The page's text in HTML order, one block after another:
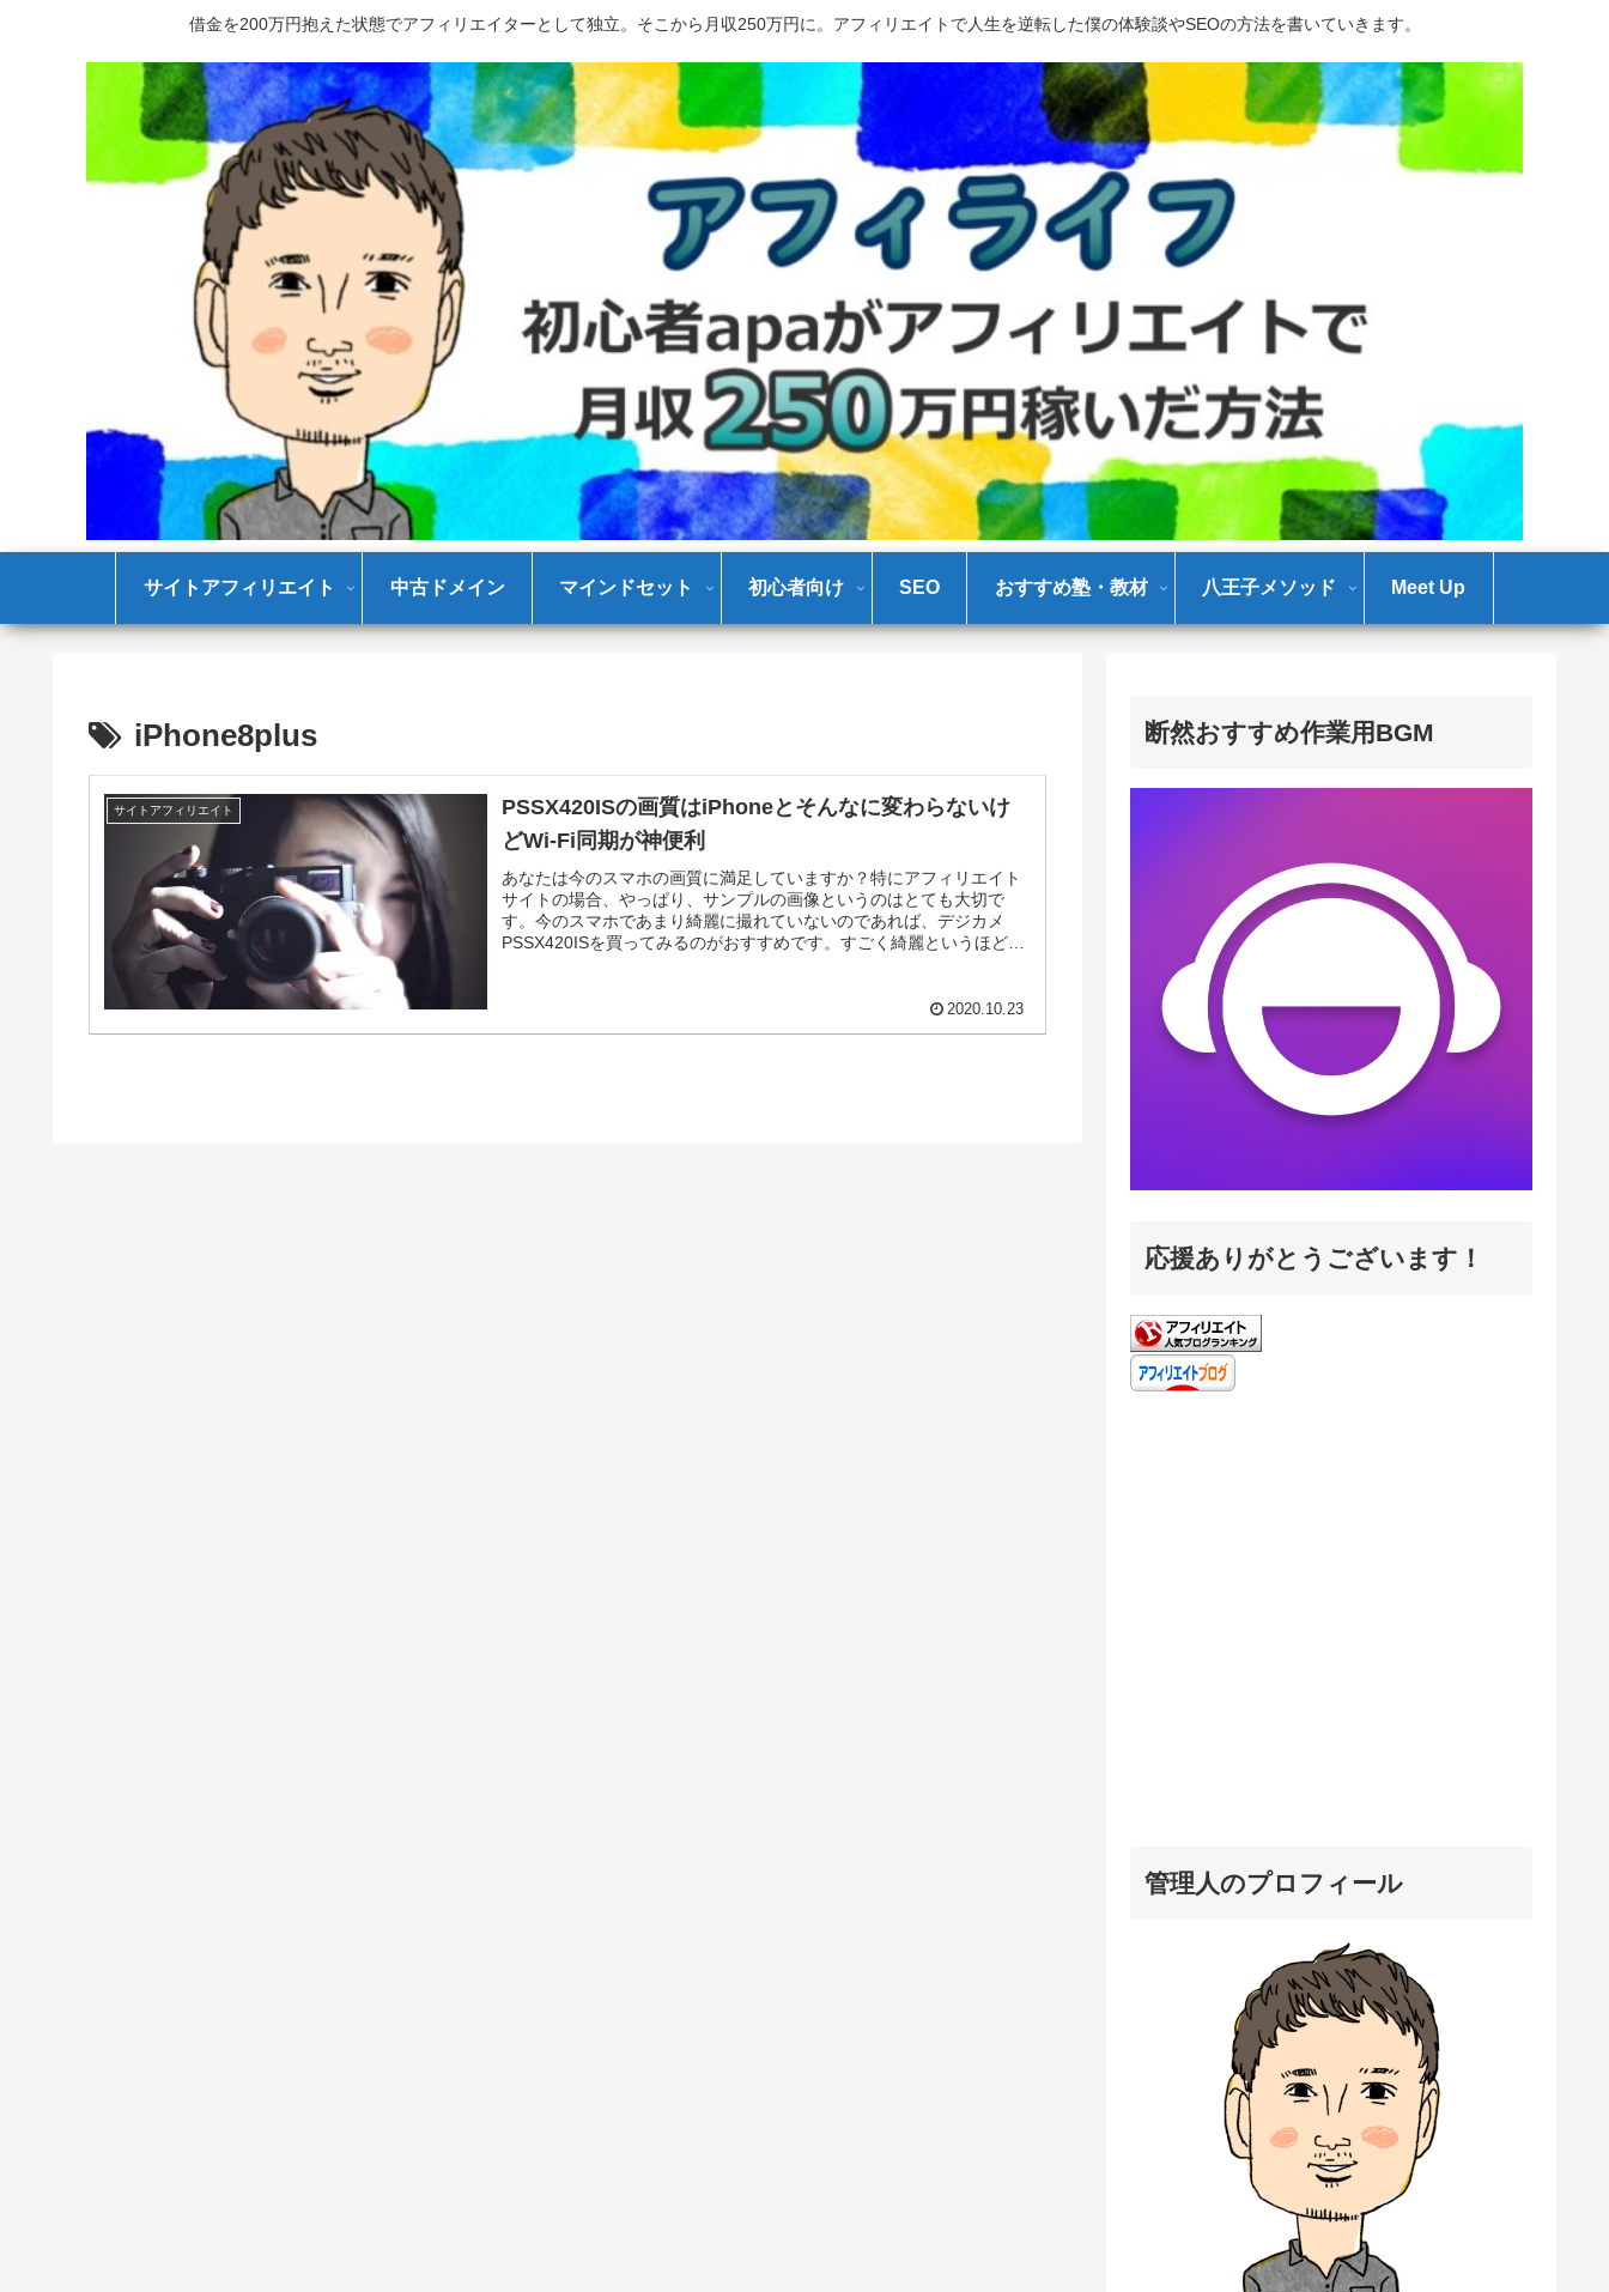
借金を200万円抱えた状態でアフィリエイターとして独立。そこから月収250万円に。アフィリエイトで人生を逆転した僕の体験談やSEOの方法を書いていきます。
サイトアフィリエイト 中古ドメイン マインドセット 初心者向け SEO おすすめ塾・教材 八王子メソッド Meet Up
iPhone8plus
サイトアフィリエイト
PSSX420ISの画質はiPhoneとそんなに変わらないけ
どWi-Fi同期が神便利
あなたは今のスマホの画質に満足していますか？特にアフィリエイト
サイトの場合、やっぱり、サンプルの画像というのはとても大切で
す。今のスマホであまり綺麗に撮れていないのであれば、デジカメ
PSSX420ISを買ってみるのがおすすめです。すごく綺麗というほどで
2020.10.23
断然おすすめ作業用BGM
応援ありがとうございます！
管理人のプロフィール